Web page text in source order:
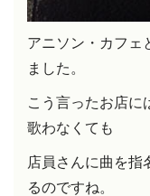
アニソン・カフェ
ました。
こう言ったお店に
歌わなくても
店員さんに曲を指
るのですね。